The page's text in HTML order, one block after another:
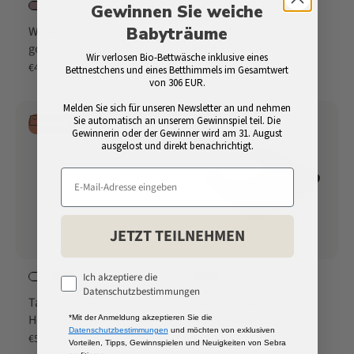
Wickelunterlage On-the-
go
Angebot
€49,00
Kissen, zweiteilig,
Leander Louie™
Hochstuhl
Angebot
€59,00
In den Warenkorb
Tablett, Leander
Hochstuhle
Angebot
€59,00
NEUHEIT
In den Warenkorb
Hochstuhle
Angebot
€59,00
Gewinnen Sie weiche
Babyträume
Wir verlosen Bio-Bettwäsche inklusive eines
Bettnestchens und eines Betthimmels im Gesamtwert
von 306 EUR.
Melden Sie sich für unseren Newsletter an und nehmen
Sie automatisch an unserem Gewinnspiel teil. Die
Gewinnerin oder der Gewinner wird am 31. August
ausgelost und direkt benachrichtigt.
JETZT TEILNEHMEN
Ich akzeptiere die
Datenschutzbestimmungen
*Mit der Anmeldung akzeptieren Sie die
Datenschutzbestimmungen und möchten von exklusiven
Vorteilen, Tipps, Gewinnspielen und Neuigkeiten von Sebra